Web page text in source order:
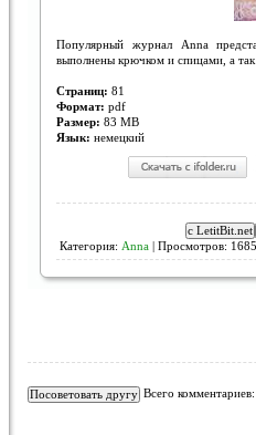
Популярный журнал Anna
выполнены крючком и спицами, а
Страниц: 81
Формат: pdf
Размер: 83 MB
Язык: немецкий
Категория: Anna | Просмотров:
Всего